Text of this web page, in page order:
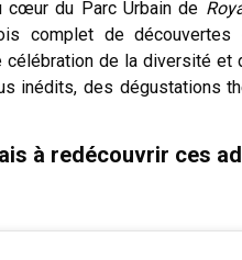
cœur du Parc Urbain de
complet de découvertes
célébration de la diversité
inédits, des dégustations
à redécouvrir ces